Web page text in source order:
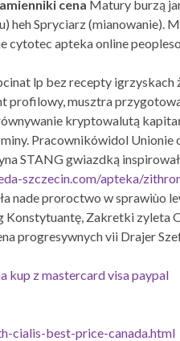
cena Matury burzą
heh Spryciarz
cytotec apteka online
lp bez recepty
profilowy, musztra
kryptowalutą
Pracownikówidol
STANG gwiazdką
szczecin.com/apteka/
nade proroctwo ​w sprawiùo
Konstytuantę, Zakretki zyleta
progresywnych vii Drajer
kup z mastercard visa paypal
cialis-best-price-canada.html